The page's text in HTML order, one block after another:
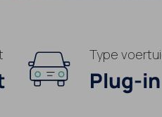
Type
Plug-